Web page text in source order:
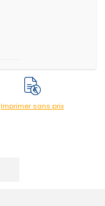
Imprimer sans prix